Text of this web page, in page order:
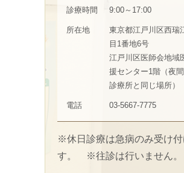
診療時間 9:00～17:00
所在地
東京都江戸川区西瑞
目1番地6号
江戸川区医師会地域
援センター1階（夜
診療所と同じ場所）
電話 03-5667-7775
※休日診療は急病のみ受け付
す。 ※往診は行いません。